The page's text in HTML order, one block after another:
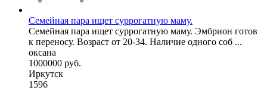
Семейная пара ищет суррогатную маму.
Семейная пара ищет суррогатную маму. Эмбрион готов
к переносу. Возраст от 20-34. Наличие одного соб ...
оксана
1000000 руб.
Иркутск
1596